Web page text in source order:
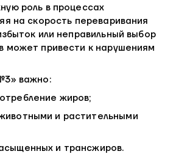
роль в процессах
на скорость переваривания
или неправильный выбор
может привести к нарушениям
важно:
жиров;
и растительными
и трансжиров.